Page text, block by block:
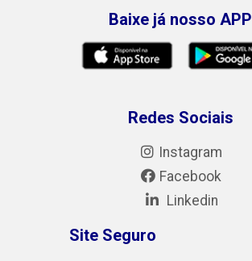
Baixe já nosso APP
Redes Sociais
Instagram
Facebook
Linkedin
Site Seguro